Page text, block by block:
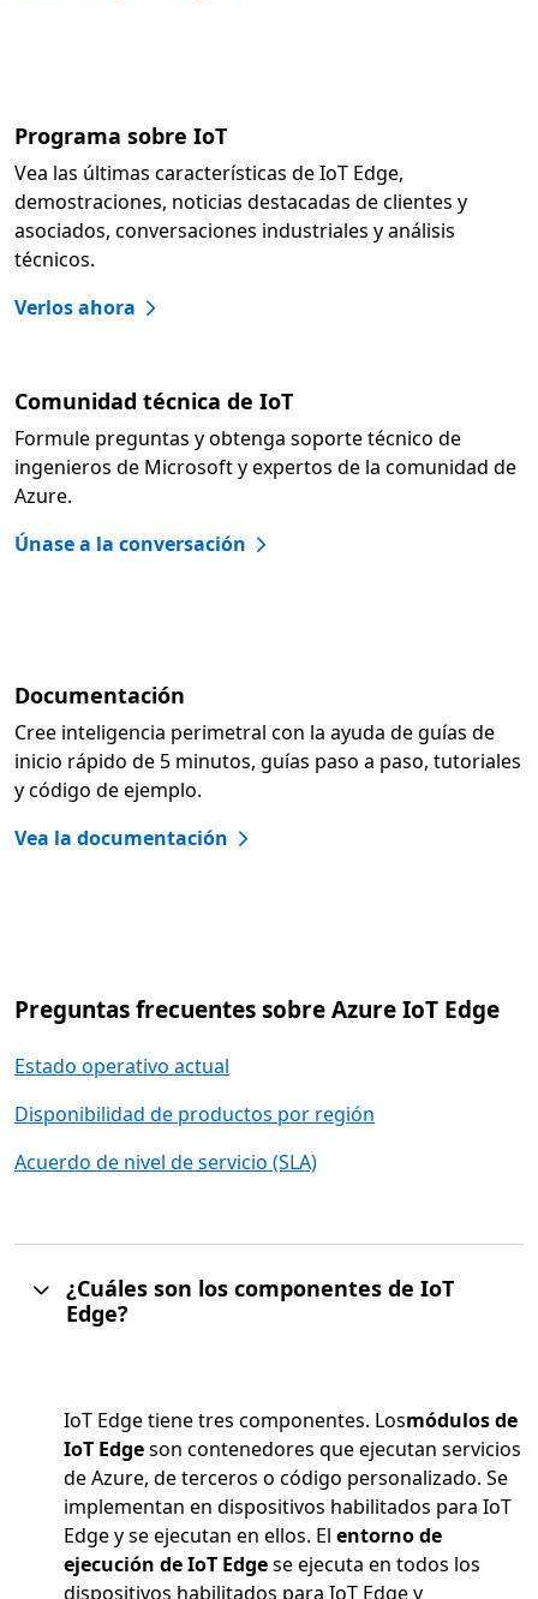
Programa sobre IoT
Vea las últimas características de IoT Edge,
demostraciones, noticias destacadas de clientes y
asociados, conversaciones industriales y análisis
técnicos.
Verlos ahora
Comunidad técnica de IoT
Formule preguntas y obtenga soporte técnico de
ingenieros de Microsoft y expertos de la comunidad de
Azure.
Únase a la conversación
Documentación
Cree inteligencia perimetral con la ayuda de guías de
inicio rápido de 5 minutos, guías paso a paso, tutoriales
y código de ejemplo.
Vea la documentación
Preguntas frecuentes sobre Azure IoT Edge
Estado operativo actual
Disponibilidad de productos por región
Acuerdo de nivel de servicio (SLA)
¿Cuáles son los componentes de IoT
Edge?
IoT Edge tiene tres componentes. Losmódulos de
IoT Edgeson contenedores que ejecutan servicios
de Azure, de terceros o código personalizado. Se
implementan en dispositivos habilitados para IoT
Edge y se ejecutan en ellos. El entorno de
ejecución de IoT Edgese ejecuta en todos los
dispositivos habilitados para IoT Edge y